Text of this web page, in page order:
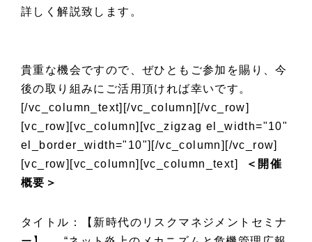
詳しく解説致します。
貴重な機会ですので、ぜひともご参加を賜り、今
後の取り組みにご活用頂ければ幸いです。
[/vc_column_text][/vc_column][/vc_row]
[vc_row][vc_column][vc_zigzag el_width="10"
el_border_width="10"][/vc_column][/vc_row]
[vc_row][vc_column][vc_column_text]
＜開催
概要＞
タイトル：【新時代のリスクマネジメントセミナ